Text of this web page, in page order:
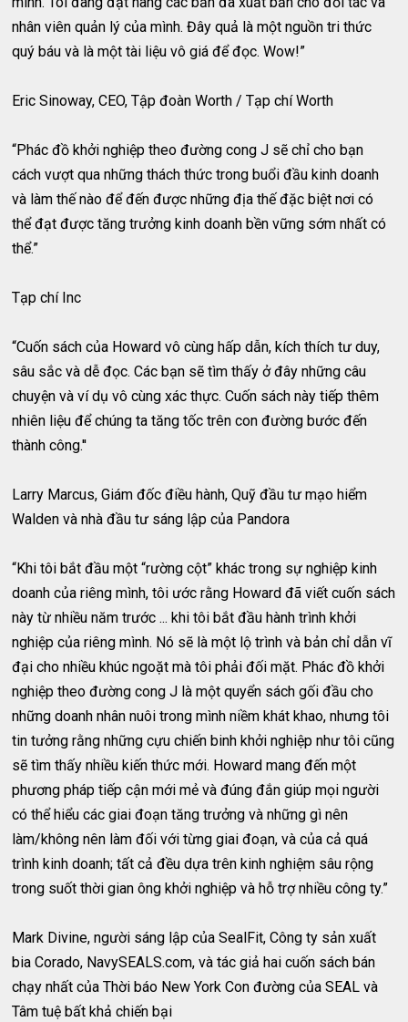
nhân viên quản lý của mình. Đây quả là một nguồn tri thức
quý báu và là một tài liệu vô giá để đọc. Wow!”
Eric Sinoway, CEO, Tập đoàn Worth / Tạp chí Worth
“Phác đồ khởi nghiệp theo đường cong J sẽ chỉ cho bạn
cách vượt qua những thách thức trong buổi đầu kinh doanh
và làm thế nào để đến được những địa thế đặc biệt nơi có
thể đạt được tăng trưởng kinh doanh bền vững sớm nhất có
thể.”
Tạp chí Inc
“Cuốn sách của Howard vô cùng hấp dẫn, kích thích tư duy,
sâu sắc và dễ đọc. Các bạn sẽ tìm thấy ở đây những câu
chuyện và ví dụ vô cùng xác thực. Cuốn sách này tiếp thêm
nhiên liệu để chúng ta tăng tốc trên con đường bước đến
thành công.''
Larry Marcus, Giám đốc điều hành, Quỹ đầu tư mạo hiểm
Walden và nhà đầu tư sáng lập của Pandora
“Khi tôi bắt đầu một “rường cột” khác trong sự nghiệp kinh
doanh của riêng mình, tôi ước rằng Howard đã viết cuốn sách
này từ nhiều năm trước ... khi tôi bắt đầu hành trình khởi
nghiệp của riêng mình. Nó sẽ là một lộ trình và bản chỉ dẫn vĩ
đại cho nhiều khúc ngoặt mà tôi phải đối mặt. Phác đồ khởi
nghiệp theo đường cong J là một quyển sách gối đầu cho
những doanh nhân nuôi trong mình niềm khát khao, nhưng tôi
tin tưởng rằng những cựu chiến binh khởi nghiệp như tôi cũng
sẽ tìm thấy nhiều kiến thức mới. Howard mang đến một
phương pháp tiếp cận mới mẻ và đúng đắn giúp mọi người
có thể hiểu các giai đoạn tăng trưởng và những gì nên
làm/không nên làm đối với từng giai đoạn, và của cả quá
trình kinh doanh; tất cả đều dựa trên kinh nghiệm sâu rộng
trong suốt thời gian ông khởi nghiệp và hỗ trợ nhiều công ty.”
Mark Divine, người sáng lập của SealFit, Công ty sản xuất
bia Corado, NavySEALS.com, và tác giả hai cuốn sách bán
chạy nhất của Thời báo New York Con đường của SEAL và
Tâm tuệ bất khả chiến bại